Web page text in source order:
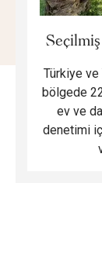
Türkiye
bölgede
ev ve
denetimi